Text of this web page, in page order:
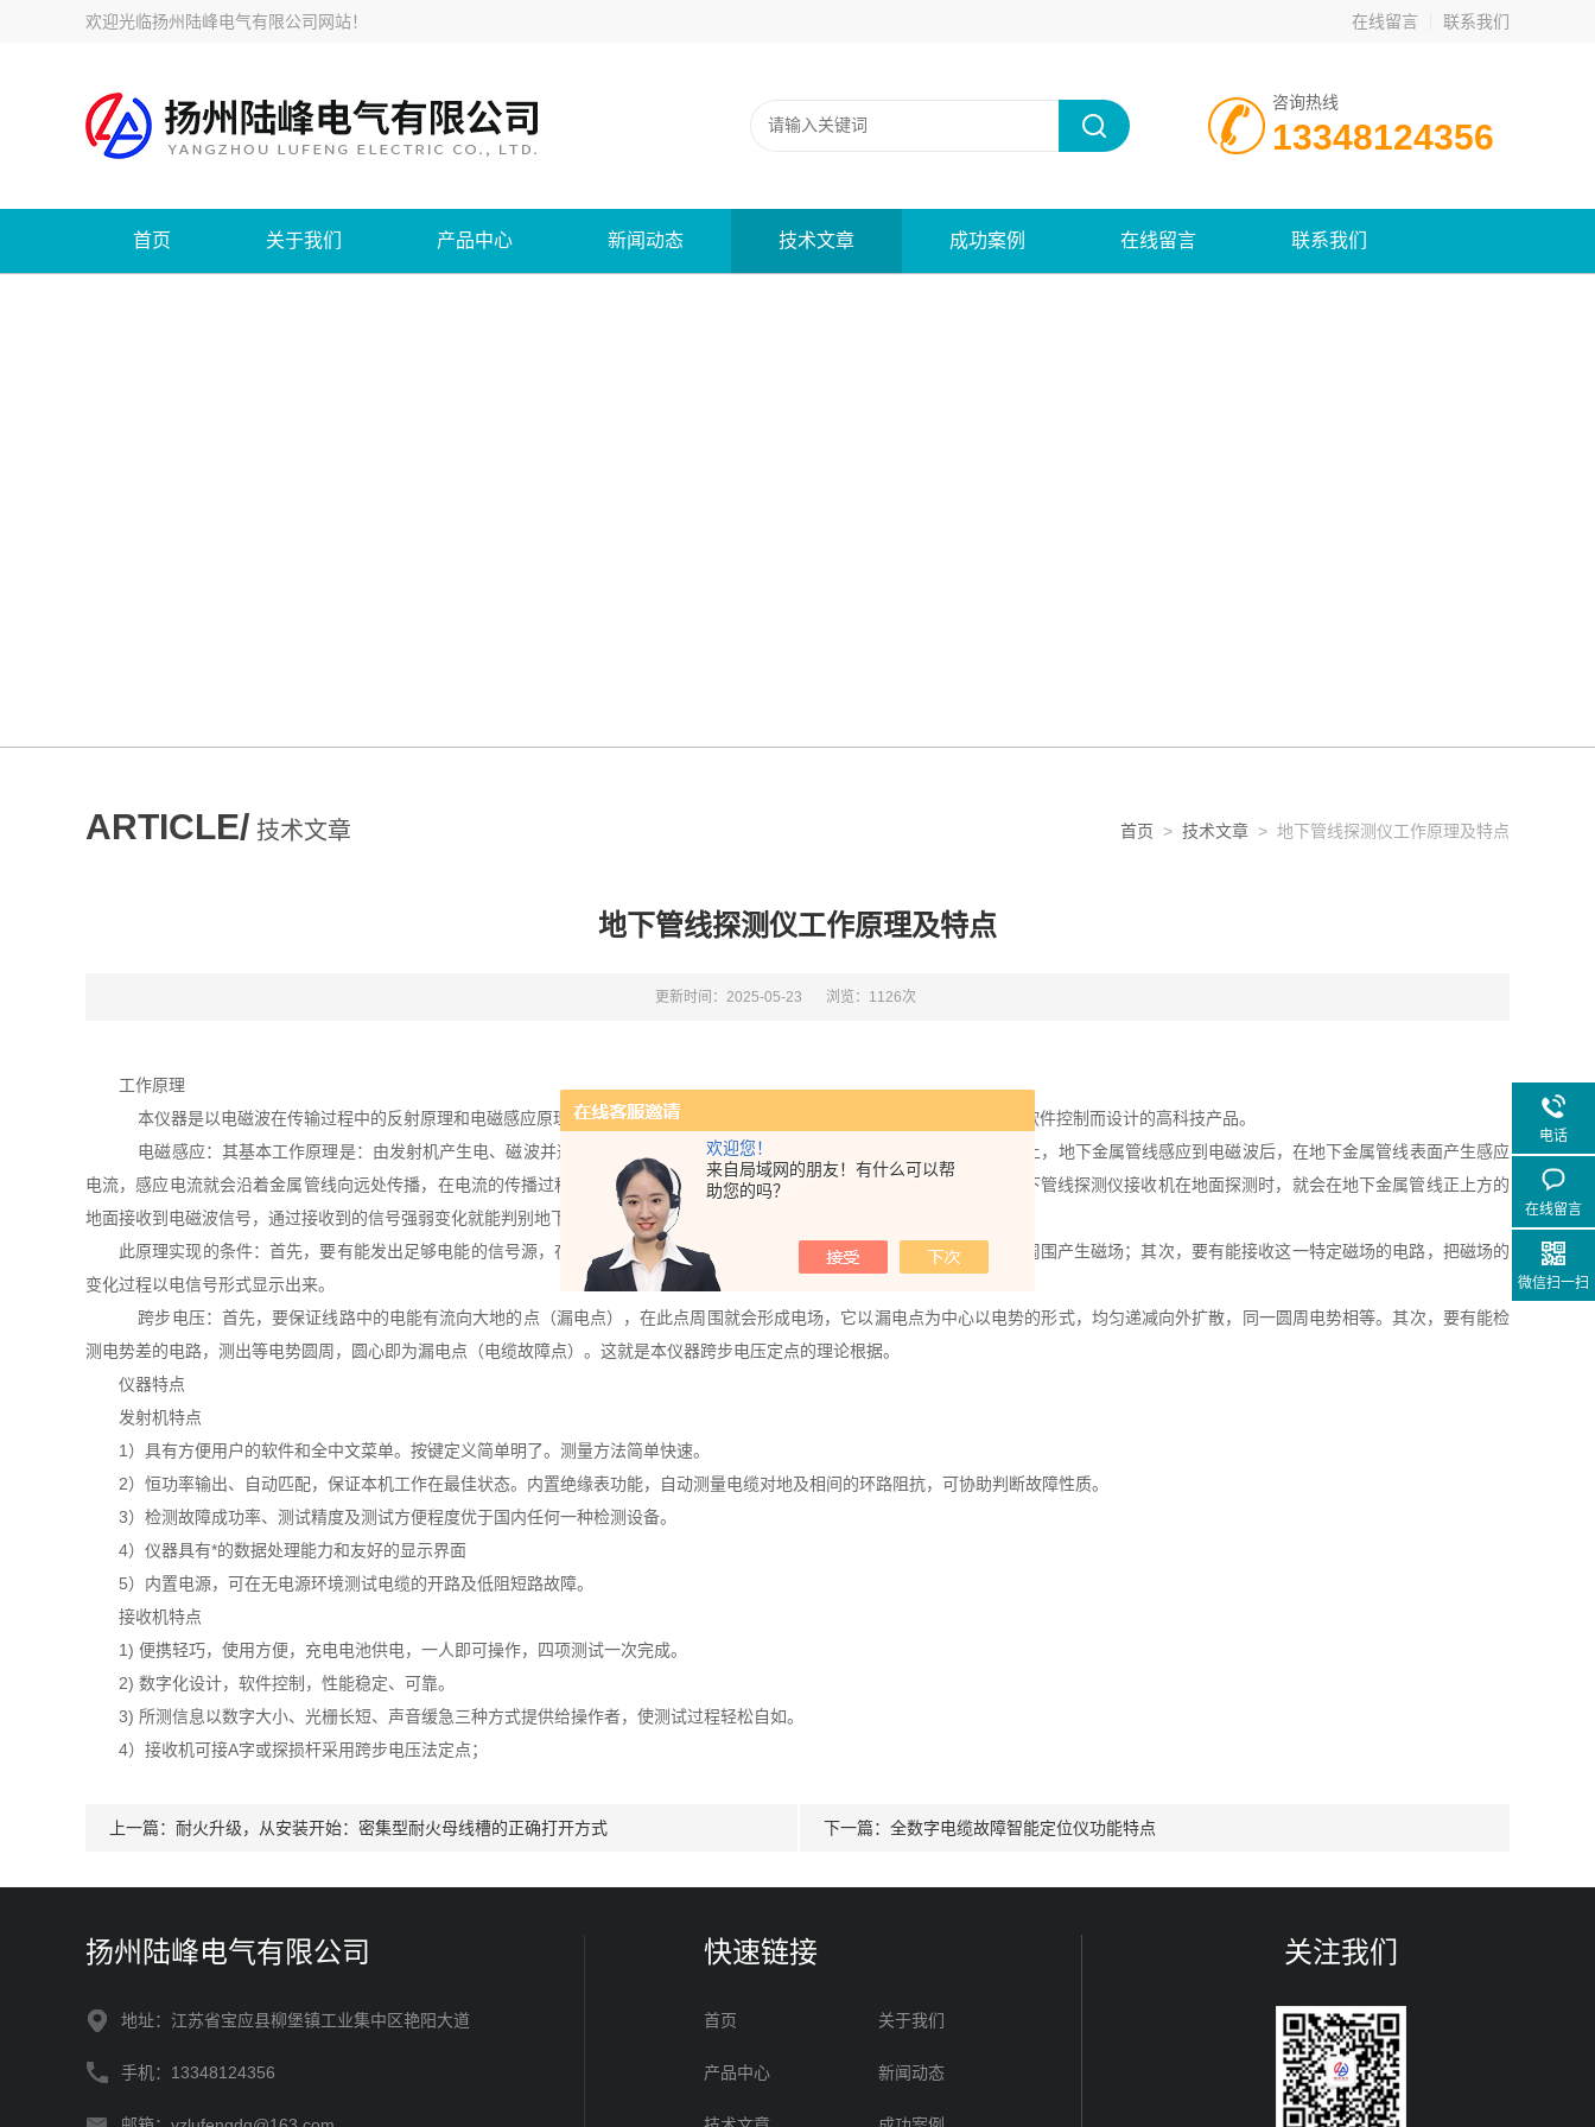
欢迎您！
来自局域网的朋友！有什么可以帮
助您的吗？
欢迎光临扬州陆峰电气有限公司网站！ 在线留言 联系我们
咨询热线
13348124356
首页 关于我们 产品中心 新闻动态 技术文章 成功案例 在线留言 联系我们
ARTICLE/ 技术文章 首页 > 技术文章 > 地下管线探测仪工作原理及特点
地下管线探测仪工作原理及特点
更新时间：2025-05-23 浏览：1126次
工作原理
本仪器是以电磁波在传输过程中的反射原理和电磁感应原理为基础、以跨步电压理论为依据，结合数字滤波 、无线接收、软件控制而设计的高科技产品。
电磁感应：其基本工作原理是：由发射机产生电、磁波并通过不同的发射连接方式将发送信号传送到地下被探测金属管线上，地下金属管线感应到电磁波后，在地下金属管线表面产生感应
电流，感应电流就会沿着金属管线向远处传播，在电流的传播过程中，又会通过该地下金属管线向地面辐射出电磁波，这样当地下管线探测仪接收机在地面探测时，就会在地下金属管线正上方的
地面接收到电磁波信号，通过接收到的信号强弱变化就能判别地下金属管线的位置和走向。
此原理实现的条件：首先，要有能发出足够电能的信号源，在具备传输电能的线路中形成电流，电流在流动过程中又在该线周围产生磁场；其次，要有能接收这一特定磁场的电路，把磁场的
变化过程以电信号形式显示出来。
跨步电压：首先，要保证线路中的电能有流向大地的点（漏电点），在此点周围就会形成电场，它以漏电点为中心以电势的形式，均匀递减向外扩散，同一圆周电势相等。其次，要有能检
测电势差的电路，测出等电势圆周，圆心即为漏电点（电缆故障点）。这就是本仪器跨步电压定点的理论根据。
仪器特点
发射机特点
1）具有方便用户的软件和全中文菜单。按键定义简单明了。测量方法简单快速。
2）恒功率输出、自动匹配，保证本机工作在最佳状态。内置绝缘表功能，自动测量电缆对地及相间的环路阻抗，可协助判断故障性质。
3）检测故障成功率、测试精度及测试方便程度优于国内任何一种检测设备。
4）仪器具有*的数据处理能力和友好的显示界面
5）内置电源，可在无电源环境测试电缆的开路及低阻短路故障。
接收机特点
1) 便携轻巧，使用方便，充电电池供电，一人即可操作，四项测试一次完成。
2) 数字化设计，软件控制，性能稳定、可靠。
3) 所测信息以数字大小、光栅长短、声音缓急三种方式提供给操作者，使测试过程轻松自如。
4）接收机可接A字或探损杆采用跨步电压法定点；
上一篇： 耐火升级，从安装开始：密集型耐火母线槽的正确打开方式 下一篇： 全数字电缆故障智能定位仪功能特点
扬州陆峰电气有限公司
地址：江苏省宝应县柳堡镇工业集中区艳阳大道
手机：13348124356
快速链接
首页 关于我们
产品中心 新闻动态
关注我们
电话
在线留言
微信扫一扫